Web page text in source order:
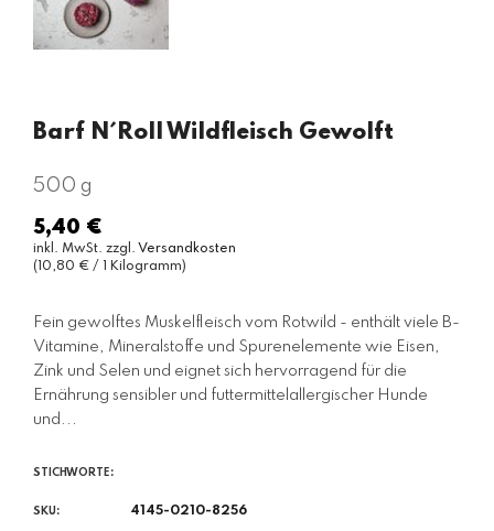
Barf N´Roll Wildfleisch Gewolft
500 g
Normaler
Preis
5,40 €
inkl. MwSt. zzgl. Versandkosten
(10,80 € / 1 Kilogramm)
Fein gewolftes Muskelfleisch vom Rotwild - enthält viele B-
Vitamine, Mineralstoffe und Spurenelemente wie Eisen,
Zink und Selen und eignet sich hervorragend für die
Ernährung sensibler und futtermittelallergischer Hunde
und...
STICHWORTE:
SKU: 4145-0210-8256